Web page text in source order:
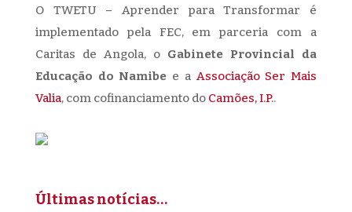
O TWETU – Aprender para Transformar é
implementado pela FEC, em parceria com a
Caritas de Angola, o Gabinete Provincial da
Educação do Namibe e a Associação Ser Mais
Valia, com cofinanciamento do Camões, I.P..
Últimas notícias…